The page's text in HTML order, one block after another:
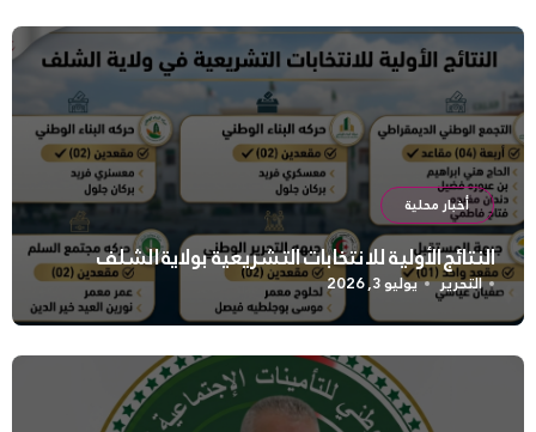
أخبار محلية
النتائج الأولية للانتخابات التشريعية بولاية الشلف
التحرير يوليو 3, 2026